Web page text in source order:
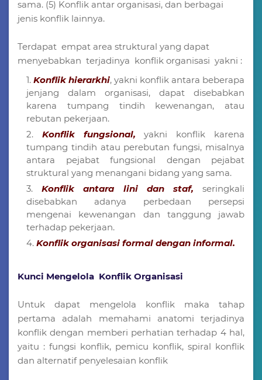
sama. (5) Konflik antar organisasi, dan berbagai
jenis konflik lainnya.
Terdapat empat area struktural yang dapat
menyebabkan terjadinya konflik organisasi yakni :
Konflik hierarkhi, yakni konflik antara beberapa
jenjang dalam organisasi, dapat disebabkan
karena tumpang tindih kewenangan, atau
rebutan pekerjaan.
Konflik fungsional, yakni konflik karena
tumpang tindih atau perebutan fungsi, misalnya
antara pejabat fungsional dengan pejabat
struktural yang menangani bidang yang sama.
Konflik antara lini dan staf,seringkali
disebabkan adanya perbedaan persepsi
mengenai kewenangan dan tanggung jawab
terhadap pekerjaan.
Konflik organisasi formal dengan informal.
Kunci Mengelola Konflik Organisasi
Untuk dapat mengelola konflik maka tahap
pertama adalah memahami anatomi terjadinya
konflik dengan memberi perhatian terhadap 4 hal,
yaitu : fungsi konflik, pemicu konflik, spiral konflik
dan alternatif penyelesaian konflik